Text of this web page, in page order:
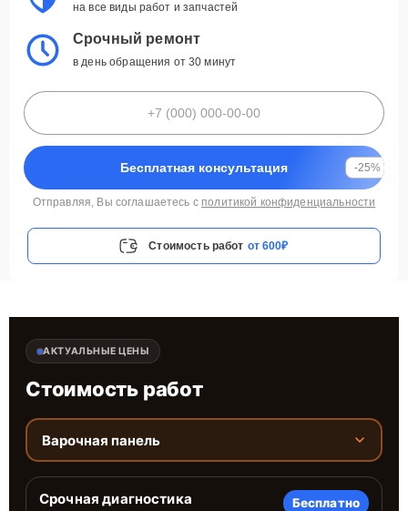
на все виды работ и запчастей
Срочный ремонт
в день обращения от 30 минут
Бесплатная консультация -25%
Отправляя, Вы соглашаетесь с политикой конфиденциальности
Стоимость работ от 600₽
АКТУАЛЬНЫЕ ЦЕНЫ
Стоимость работ
Варочная панель
Срочная диагностика Бесплатно